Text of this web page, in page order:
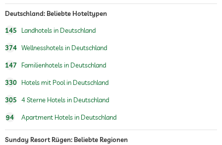
Außenspielplatz
Kinderbetreuung Kinderclub, Kostenlos
Kinder- und Babyspeisekarte (teilweise nur
Sauna keine Saunagebühren
Deutschland: Beliebte Hoteltypen
145 Landhotels in Deutschland
374 Wellnesshotels in Deutschland
147 Familienhotels in Deutschland
330 Hotels mit Pool in Deutschland
305 4 Sterne Hotels in Deutschland
94 Apartment Hotels in Deutschland
Sunday Resort Rügen: Beliebte Regionen